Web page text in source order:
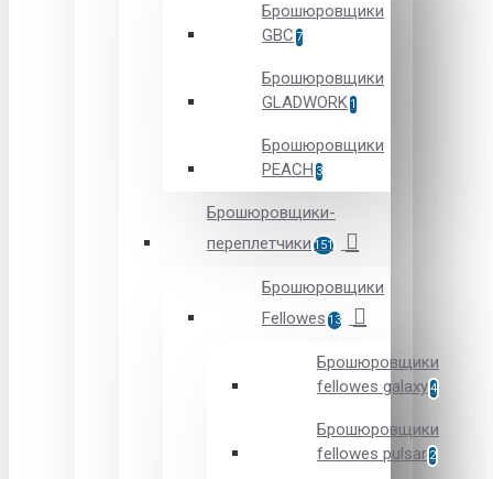
Брошюровщики
GBC 7
Брошюровщики
GLADWORK 1
Брошюровщики
PEACH 3
Брошюровщики-
переплетчики 151
Брошюровщики
Fellowes 13
Брошюровщики
fellowes galaxy4
Брошюровщики
fellowes pulsar 2